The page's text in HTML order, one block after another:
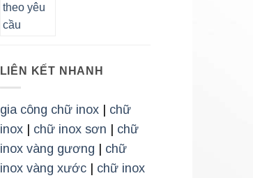
LIÊN KẾT NHANH
gia công chữ inox| chữ
inox| chữ inox sơn
chữ
inox vàng gương
chữ
inox vàng xước| chữ inox